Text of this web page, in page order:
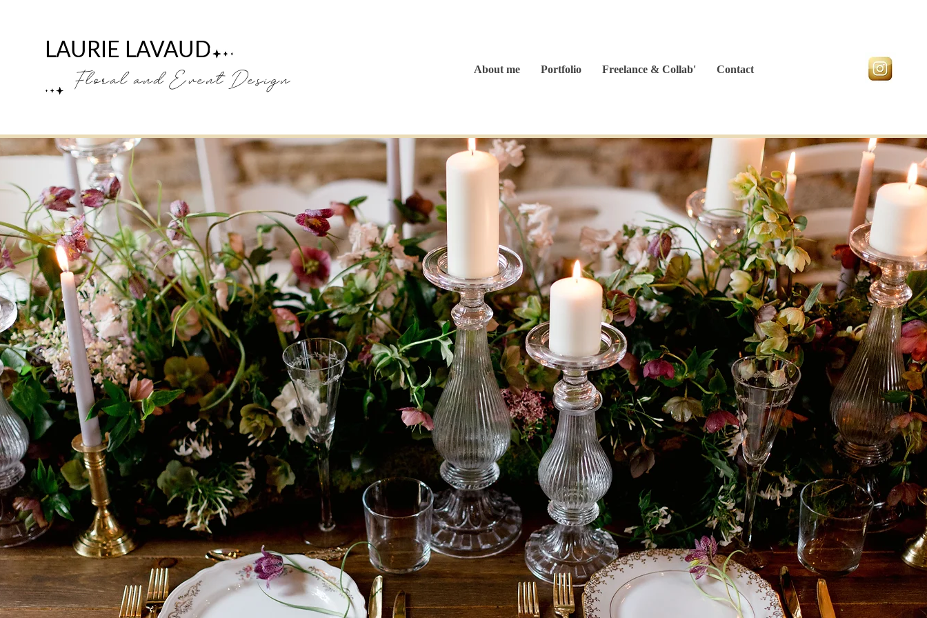
LAURIE LAVAUD
Floral and Event Design About me Portfolio Freelance & Collab' Contact